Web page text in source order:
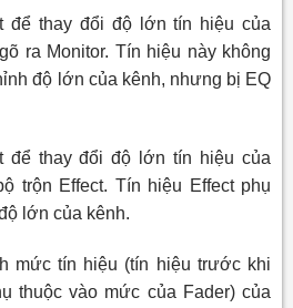
để thay đổi độ lớn tín hiệu của
ra Monitor. Tín hiệu này không
độ lớn của kênh, nhưng bị EQ
để thay đổi độ lớn tín hiệu của
trộn Effect. Tín hiệu Effect phụ
lớn của kênh.
mức tín hiệu (tín hiệu trước khi
thuộc vào mức của Fader) của